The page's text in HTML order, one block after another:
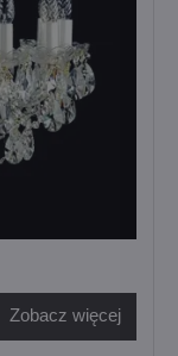
Zobacz więcej